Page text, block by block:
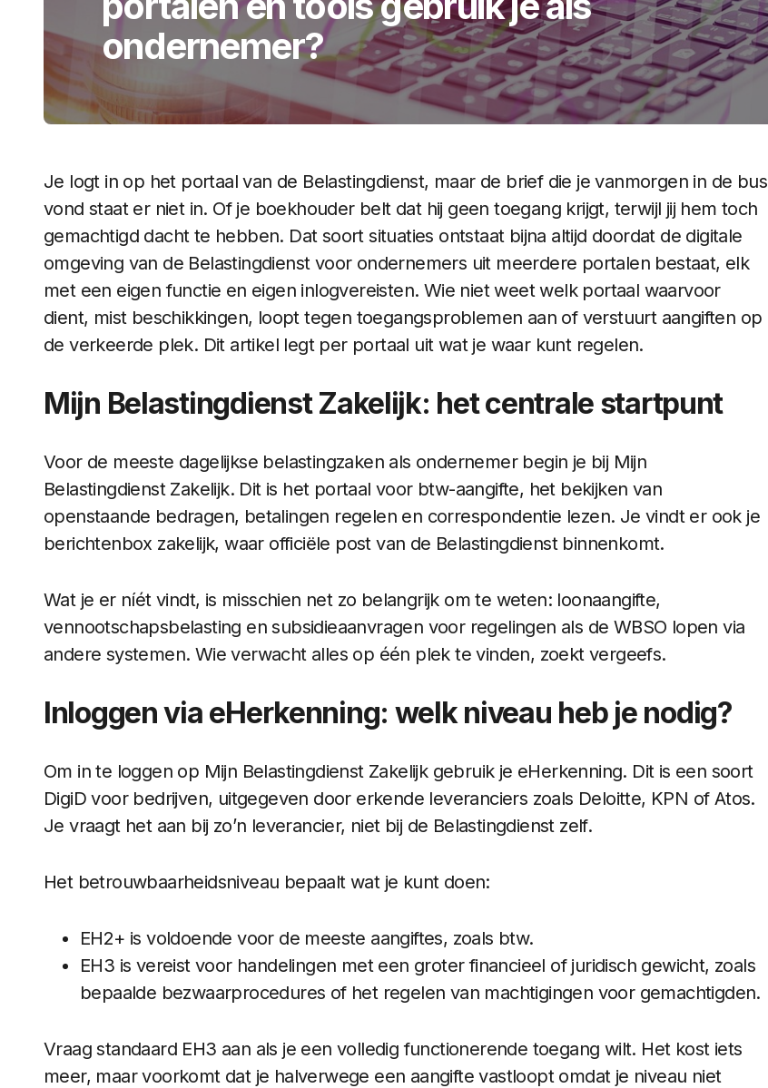
ondernemer?
Je logt in op het portaal van de Belastingdienst, maar de brief die je vanmorgen in de bus
vond staat er niet in. Of je boekhouder belt dat hij geen toegang krijgt, terwijl jij hem toch
gemachtigd dacht te hebben. Dat soort situaties ontstaat bijna altijd doordat de digitale
omgeving van de Belastingdienst voor ondernemers uit meerdere portalen bestaat, elk
met een eigen functie en eigen inlogvereisten. Wie niet weet welk portaal waarvoor
dient, mist beschikkingen, loopt tegen toegangsproblemen aan of verstuurt aangiften op
de verkeerde plek. Dit artikel legt per portaal uit wat je waar kunt regelen.
Mijn Belastingdienst Zakelijk: het centrale startpunt
Voor de meeste dagelijkse belastingzaken als ondernemer begin je bij Mijn
Belastingdienst Zakelijk. Dit is het portaal voor btw-aangifte, het bekijken van
openstaande bedragen, betalingen regelen en correspondentie lezen. Je vindt er ook je
berichtenbox zakelijk, waar officiële post van de Belastingdienst binnenkomt.
Wat je er níét vindt, is misschien net zo belangrijk om te weten: loonaangifte,
vennootschapsbelasting en subsidieaanvragen voor regelingen als de WBSO lopen via
andere systemen. Wie verwacht alles op één plek te vinden, zoekt vergeefs.
Inloggen via eHerkenning: welk niveau heb je nodig?
Om in te loggen op Mijn Belastingdienst Zakelijk gebruik je eHerkenning. Dit is een soort
DigiD voor bedrijven, uitgegeven door erkende leveranciers zoals Deloitte, KPN of Atos.
Je vraagt het aan bij zo’n leverancier, niet bij de Belastingdienst zelf.
Het betrouwbaarheidsniveau bepaalt wat je kunt doen:
EH2+ is voldoende voor de meeste aangiftes, zoals btw.
EH3 is vereist voor handelingen met een groter financieel of juridisch gewicht, zoals
bepaalde bezwaarprocedures of het regelen van machtigingen voor gemachtigden.
Vraag standaard EH3 aan als je een volledig functionerende toegang wilt. Het kost iets
meer, maar voorkomt dat je halverwege een aangifte vastloopt omdat je niveau niet